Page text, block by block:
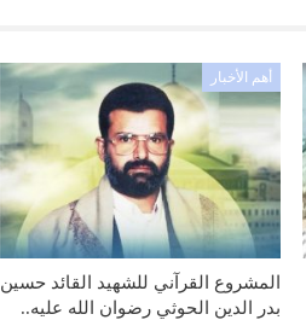
أهم الأخبار
المشروع القرآني للشهيد القائد حسين
بدر الدين الحوثي رضوان الله عليه..